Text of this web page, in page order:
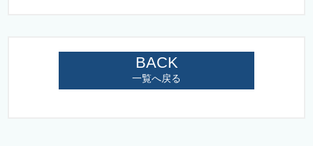
BACK
一覧へ戻る